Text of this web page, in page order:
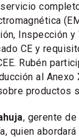
Inspección
CE y
Rubén
al
productos
, gerente de
quien